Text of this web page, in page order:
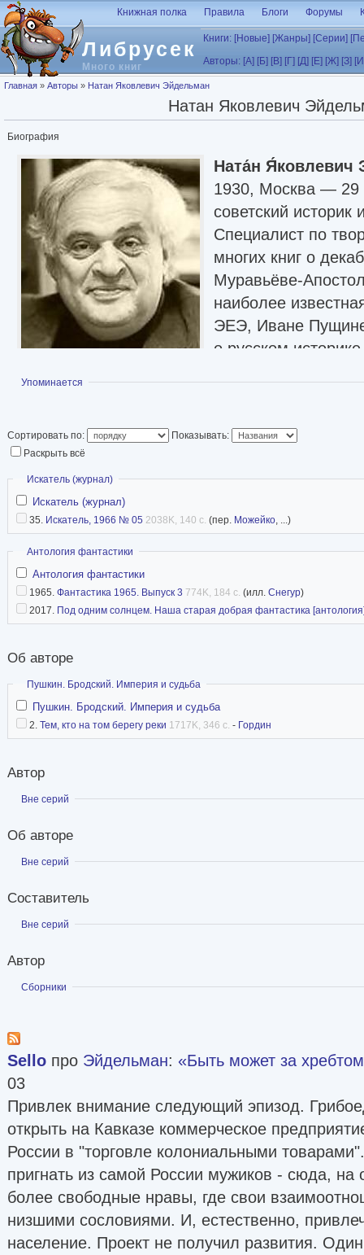
Перейти к основному содержанию
Либрусек
Много книг
Книжная полка Правила Блоги Форумы
Книги: [Новые] [Жанры] [Серии]
Авторы: [А] [Б] [В] [Г] [Д] [Е] [Ж] [З]
Вы здесь
Главная » Авторы » Натан Яковлевич Эйдельман
Натан Яковлевич
Биография
Ната́н Я́ковлевич
1930, Москва —
советский историк
Специалист по
многих книг о
Муравьёве-
наиболее
ЭЕЭ, Иване
о русском
Статья в
Показать
Упоминается
Сортировать по:
Показывать:
Раскрыть всё
Скрыть
Искатель (журнал)
Искатель (журнал)
35. Искатель, 1966 № 05 2038K, 140 с. (пер. Можейко, ...)
Скрыть
Антология фантастики
Антология фантастики
1965. Фантастика 1965. Выпуск 3 774K, 184 с. (илл. Снегур)
2017. Под одним солнцем. Наша старая добрая фантастика
Об авторе
Скрыть
Пушкин. Бродский. Империя и судьба
Пушкин. Бродский. Империя и судьба
2. Тем, кто на том берегу реки 1717K, 346 с. - Гордин
Автор
Показать
Вне серий
Об авторе
Показать
Вне серий
Составитель
Показать
Вне серий
Автор
Показать
Сборники
Sello про Эйдельман: «Быть может за
03
Привлек внимание следующий эпизод.
открыть на Кавказе коммерческое
России в "торговле колониальными
пригнать из самой России мужиков - сюда, на
более свободные нравы, где свои
низшими сословиями. И, естественно,
население. Проект не получил развития.